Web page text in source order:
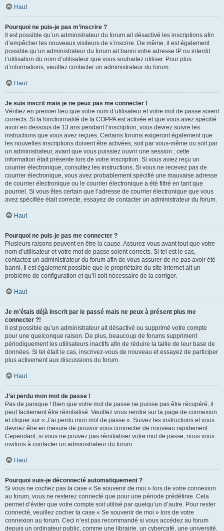
Haut
Pourquoi ne puis-je pas m’inscrire ?
Il est possible qu’un administrateur du forum ait désactivé les inscriptions afin
d’empêcher les nouveaux visiteurs de s’inscrire. De même, il est également
possible qu’un administrateur du forum ait banni votre adresse IP ou interdit
l’utilisation du nom d’utilisateur que vous souhaitez utiliser. Pour plus
d’informations, veuillez contacter un administrateur du forum.
Haut
Je suis inscrit mais je ne peux pas me connecter !
Vérifiez en premier lieu que votre nom d’utilisateur et votre mot de passe soient
corrects. Si la fonctionnalité de la COPPA est activée et que vous avez spécifié
avoir en dessous de 13 ans pendant l’inscription, vous devrez suivre les
instructions que vous avez reçues. Certains forums exigeront également que
les nouvelles inscriptions doivent être activées, soit par vous-même ou soit par
un administrateur, avant que vous puissiez ouvrir une session ; cette
information était présente lors de votre inscription. Si vous aviez reçu un
courrier électronique, consultez les instructions. Si vous ne recevez pas de
courrier électronique, vous avez probablement spécifié une mauvaise adresse
de courrier électronique ou le courrier électronique a été filtré en tant que
pourriel. Si vous êtes certain que l’adresse de courrier électronique que vous
avez spécifiée était correcte, essayez de contacter un administrateur du forum.
Haut
Pourquoi ne puis-je pas me connecter ?
Plusieurs raisons peuvent en être la cause. Assurez-vous avant tout que votre
nom d’utilisateur et votre mot de passe soient corrects. Si tel est le cas,
contactez un administrateur du forum afin de vous assurer de ne pas avoir été
banni. Il est également possible que le propriétaire du site internet ait un
problème de configuration et qu’il soit nécessaire de la corriger.
Haut
Je m’étais déjà inscrit par le passé mais ne peux à présent plus me
connecter ?!
Il est possible qu’un administrateur ait désactivé ou supprimé votre compte
pour une quelconque raison. De plus, beaucoup de forums suppriment
périodiquement les utilisateurs inactifs afin de réduire la taille de leur base de
données. Si tel était le cas, inscrivez-vous de nouveau et essayez de participer
plus activement aux discussions du forum.
Haut
J’ai perdu mon mot de passe !
Pas de panique ! Bien que votre mot de passe ne puisse pas être récupéré, il
peut facilement être réinitialisé. Veuillez vous rendre sur la page de connexion
et cliquer sur « J’ai perdu mon mot de passe ». Suivez les instructions et vous
devriez être en mesure de pouvoir vous connecter de nouveau rapidement.
Cependant, si vous ne pouvez pas réinitialiser votre mot de passe, nous vous
invitons à contacter un administrateur du forum.
Haut
Pourquoi suis-je déconnecté automatiquement ?
Si vous ne cochez pas la case « Se souvenir de moi » lors de votre connexion
au forum, vous ne resterez connecté que pour une période prédéfinie. Cela
permet d’éviter que votre compte soit utilisé par quelqu’un d’autre. Pour rester
connecté, veuillez cocher la case « Se souvenir de moi » lors de votre
connexion au forum. Ceci n’est pas recommandé si vous accédez au forum
depuis un ordinateur public, comme une librairie, un cybercafé, une université,